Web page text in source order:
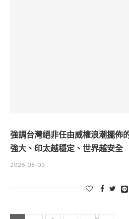
強調台灣絕非任由威權浪潮擺
強大、印太越穩定、世界越安全
2026-08-05